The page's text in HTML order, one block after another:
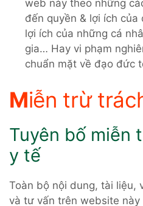
web này theo những
đến quyền & lợi ích
lợi ích của những cá
gia… Hay vi phạm
chuẩn mặt về đạo đức
Miễn trừ
Tuyên bố miễn
y tế
Toàn bộ nội dung, tài liệu,
và tư vấn trên website